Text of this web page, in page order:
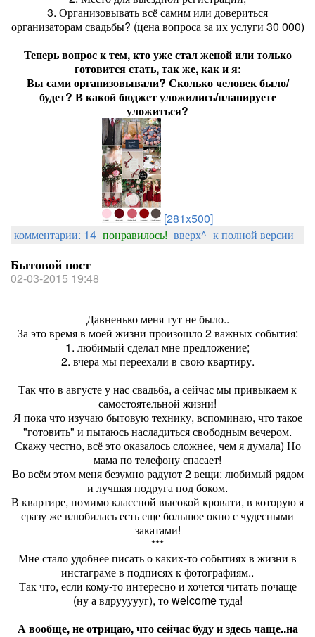
3. Организовывать всё самим или довериться
организаторам свадьбы? (цена вопроса за их услуги 30 000)
Теперь вопрос к тем, кто уже стал женой или только
готовится стать, так же, как и я:
Вы сами организовывали? Сколько человек было/
будет? В какой бюджет уложились/планируете
уложиться?
[281x500]
комментарии: 14 понравилось! вверх^ к полной версии
Бытовой пост
02-03-2015 19:48
Давненько меня тут не было..
За это время в моей жизни произошло 2 важных события:
1. любимый сделал мне предложение;
2. вчера мы переехали в свою квартиру.
Так что в августе у нас свадьба, а сейчас мы привыкаем к
самостоятельной жизни!
Я пока что изучаю бытовую технику, вспоминаю, что такое
"готовить" и пытаюсь насладиться свободным вечером.
Скажу честно, всё это оказалось сложнее, чем я думала) Но
мама по телефону спасает!
Во всём этом меня безумно радуют 2 вещи: любимый рядом
и лучшая подруга под боком.
В квартире, помимо классной высокой кровати, в которую я
сразу же влюбилась есть еще большое окно с чудесными
закатами!
***
Мне стало удобнее писать о каких-то событиях в жизни в
инстаграме в подписях к фотографиям..
Так что, если кому-то интересно и хочется читать почаще
(ну а вдруууууг), то welcome туда!
А вообще, не отрицаю, что сейчас буду и здесь чаще..на